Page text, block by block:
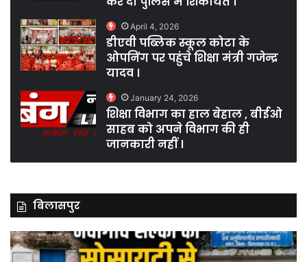
April 4, 2026
डीएवी पब्लिक स्कूल कोटा के
ओपनिंग पर पहुंचे शिक्षा मंत्री गजेन्द्र
यादव ।
January 24, 2026
शिक्षा विभाग का हाल बेहाल , बीईओ
साहब को अपने विभाग की ही
जानकारी नहीं ।
बिलासपुर